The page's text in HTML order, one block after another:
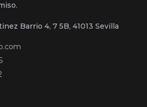
Barrio 4, 7 5B, 41013 Sevilla